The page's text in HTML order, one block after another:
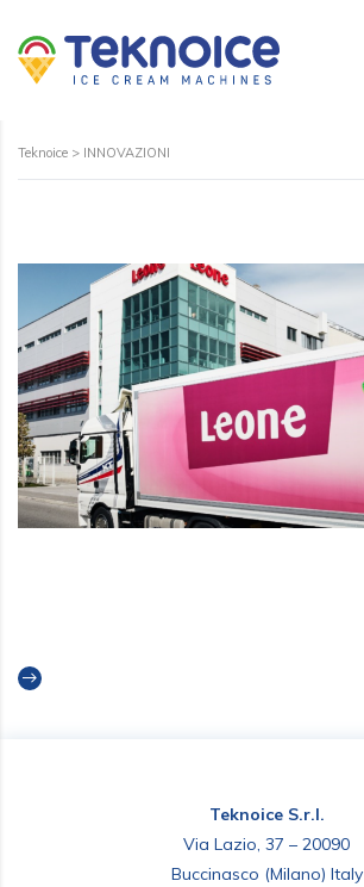
Teknoice > INNOVAZIONI
Teknoice S.r.l.
Via Lazio, 37 – 20090
Buccinasco (Milano) Italy